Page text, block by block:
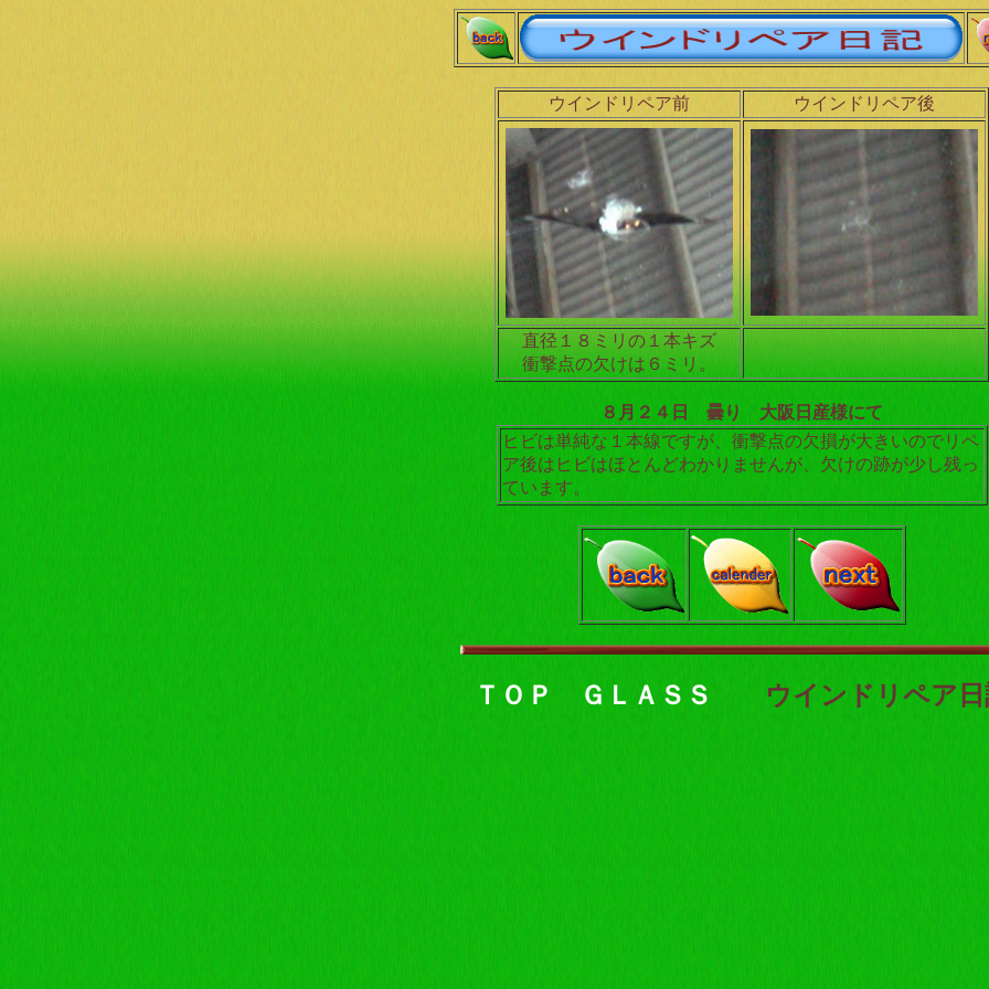
ウインドリペア前 ウインドリペア後
直径１８ミリの１本キズ
衝撃点の欠けは６ミリ。
８月２４日 曇り 大阪日産様にて
ヒビは単純な１本線ですが、衝撃点の欠損が大きいのでリペ
ア後はヒビはほとんどわかりませんが、欠けの跡が少し残っ
ています。
ＴＯＰ ＧＬＡＳＳ ウインドリペア日